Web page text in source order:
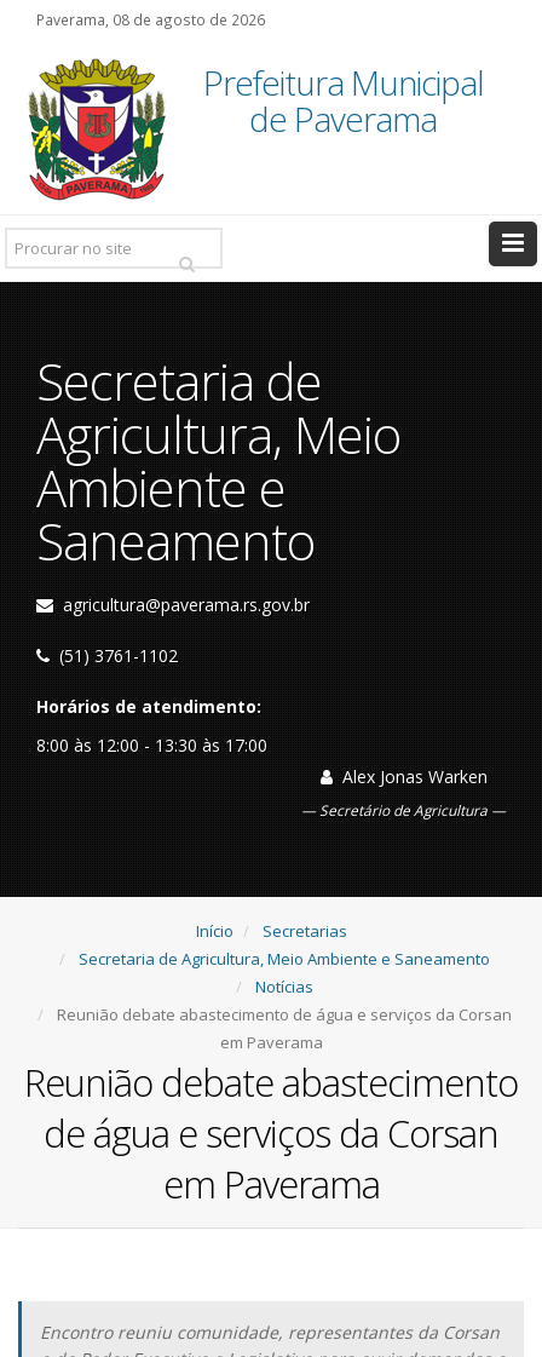
Paverama, 08 de agosto de 2026
Prefeitura Municipal
de Paverama
Pesquisar:
Secretaria de
Agricultura, Meio
Ambiente e
Saneamento
agricultura@paverama.rs.gov.br
(51) 3761-1102
Horários de atendimento:
8:00 às 12:00 - 13:30 às 17:00
Alex Jonas Warken
Secretário de Agricultura
Início
Secretarias
Secretaria de Agricultura, Meio Ambiente e Saneamento
Notícias
Reunião debate abastecimento de água e serviços da Corsan
em Paverama
Reunião debate abastecimento
de água e serviços da Corsan
em Paverama
Encontro reuniu comunidade, representantes da Corsan